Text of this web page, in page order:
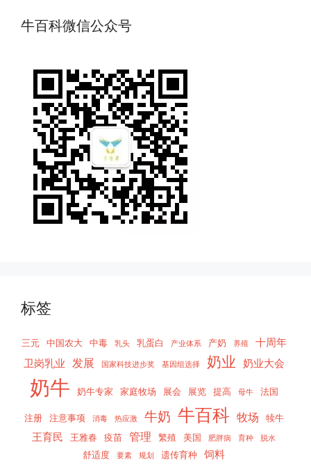
牛百科微信公众号
标签
三元 中国农大 中毒 乳头 乳蛋白 产业体系 产奶 养殖
十周年
卫岗乳业 发展 国家科技进步奖 基因组选择 奶业 奶业大会
奶牛 奶牛专家 家庭牧场 展会 展览 提高 母牛 法国
注册 注意事项 消毒 热应激 牛奶 牛百科 牧场 犊牛
王育民 王雅春 疫苗 管理 繁殖 美国 肥胖病 育种 脱水
舒适度 要素 规划 遗传育种 饲料